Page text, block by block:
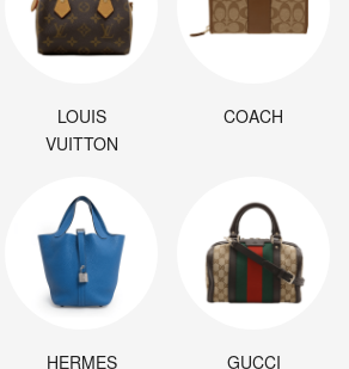
LOUIS
VUITTON
COACH
HERMES GUCCI